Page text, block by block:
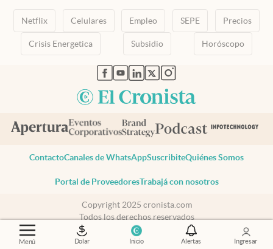
Menú Dolar Inicio Alertas Ingresar
Netflix Celulares Empleo SEPE Precios
Crisis Energetica Subsidio Horóscopo
abre en nueva pestaña
abre en nueva pestaña
abre en nueva pestaña
abre en nueva pestaña
abre en nueva pestaña
ContactoCanales de WhatsAppSuscribiteQuiénes Somos
Portal de ProveedoresTrabajá con nosotros
Copyright 2025 cronista.com
Todos los derechos reservados
Términos y condiciones
Privacidad